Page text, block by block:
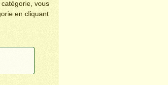
vous
en cliquant